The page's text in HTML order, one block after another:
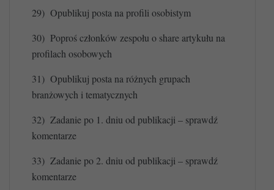
29) Opublikuj posta na profili osobistym
30) Poproś członków zespołu o share artykułu na
profilach osobowych
31) Opublikuj posta na różnych grupach
branżowych i tematycznych
32) Zadanie po 1. dniu od publikacji – sprawdź
komentarze
33) Zadanie po 2. dniu od publikacji – sprawdź
komentarze